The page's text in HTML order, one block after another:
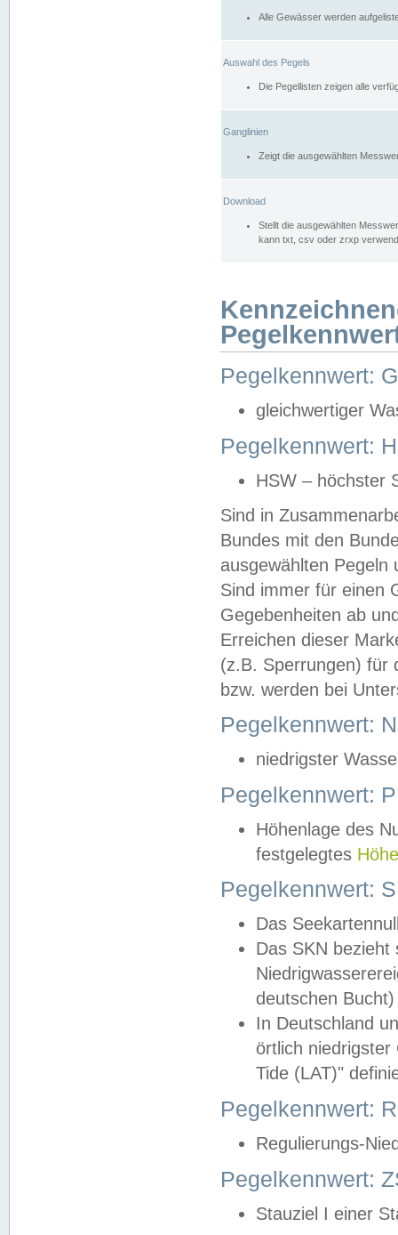
Alle Gewässer werden
Auswahl des Pegels
Die Pegellisten zeigen alle
Ganglinien
Zeigt die ausgewählten
Download
Stellt die ausgewählten
kann txt, csv oder zrxp
Pegelkennwert:
gleichwertiger
Pegelkennwert:
HSW – höchster
Sind in
Bundes mit den
ausgewählten
Sind immer für einen
Gegebenheiten ab
Erreichen dieser
(z.B. Sperrungen) für
bzw. werden bei
Pegelkennwert:
niedrigster
Pegelkennwert:
Höhenlage des
festgelegtes
Pegelkennwert:
Das
Das SKN
deutschen
In Deutschland
örtlich
Tide (LAT)"
Pegelkennwert:
Regulierungs-
Pegelkennwert:
Stauziel I einer